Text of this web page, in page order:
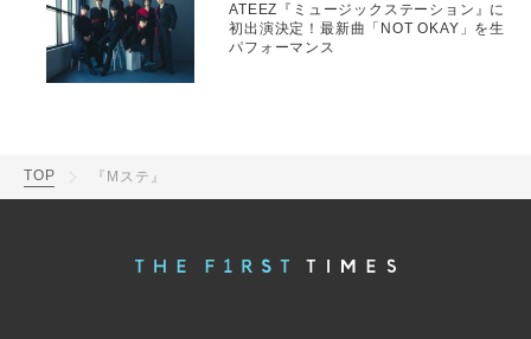
ATEEZ『ミュージックステーション』に
初出演決定！最新曲「NOT OKAY」を生
パフォーマンス
TOP 『Mステ』